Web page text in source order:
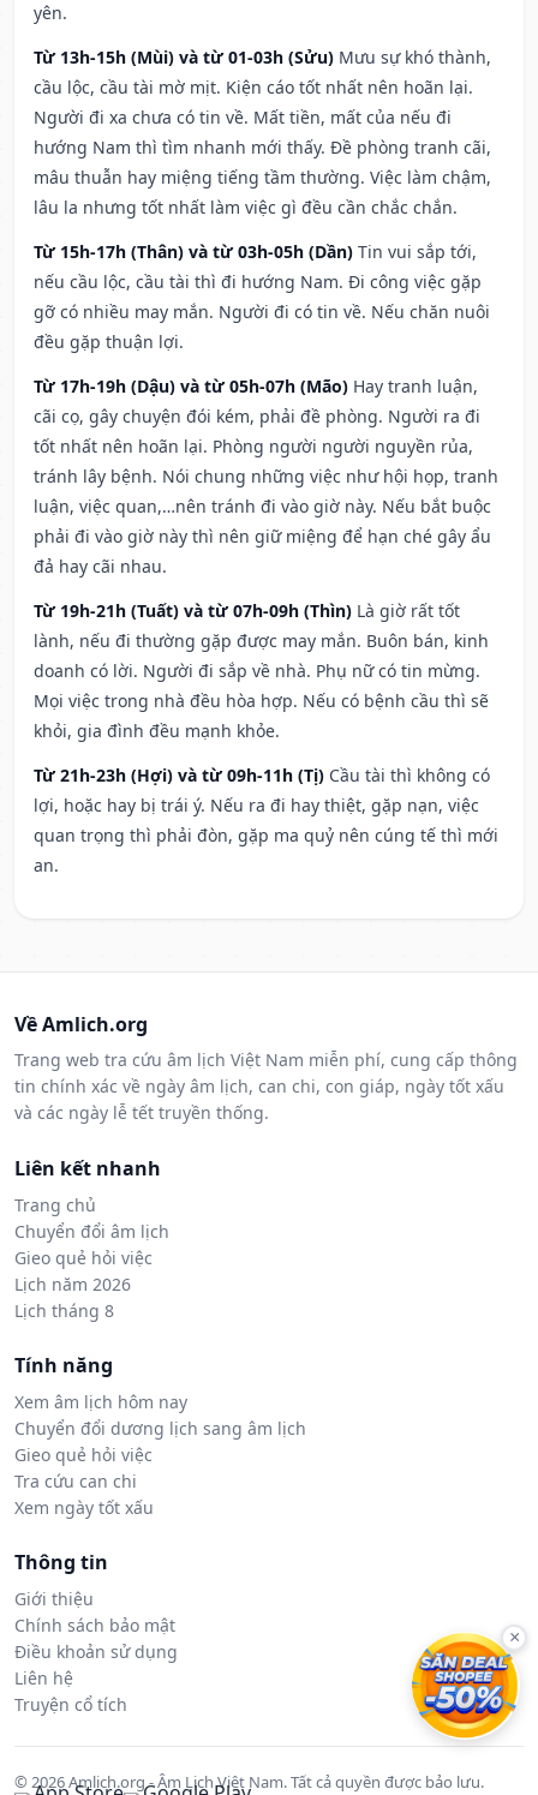
yên.
Từ 13h-15h (Mùi) và từ 01-03h (Sửu) Mưu sự khó thành,
cầu lộc, cầu tài mờ mịt. Kiện cáo tốt nhất nên hoãn lại.
Người đi xa chưa có tin về. Mất tiền, mất của nếu đi
hướng Nam thì tìm nhanh mới thấy. Đề phòng tranh cãi,
mâu thuẫn hay miệng tiếng tầm thường. Việc làm chậm,
lâu la nhưng tốt nhất làm việc gì đều cần chắc chắn.
Từ 15h-17h (Thân) và từ 03h-05h (Dần) Tin vui sắp tới,
nếu cầu lộc, cầu tài thì đi hướng Nam. Đi công việc gặp
gỡ có nhiều may mắn. Người đi có tin về. Nếu chăn nuôi
đều gặp thuận lợi.
Từ 17h-19h (Dậu) và từ 05h-07h (Mão) Hay tranh luận,
cãi cọ, gây chuyện đói kém, phải đề phòng. Người ra đi
tốt nhất nên hoãn lại. Phòng người người nguyền rủa,
tránh lây bệnh. Nói chung những việc như hội họp, tranh
luận, việc quan,…nên tránh đi vào giờ này. Nếu bắt buộc
phải đi vào giờ này thì nên giữ miệng để hạn ché gây ẩu
đả hay cãi nhau.
Từ 19h-21h (Tuất) và từ 07h-09h (Thìn) Là giờ rất tốt
lành, nếu đi thường gặp được may mắn. Buôn bán, kinh
doanh có lời. Người đi sắp về nhà. Phụ nữ có tin mừng.
Mọi việc trong nhà đều hòa hợp. Nếu có bệnh cầu thì sẽ
khỏi, gia đình đều mạnh khỏe.
Từ 21h-23h (Hợi) và từ 09h-11h (Tị) Cầu tài thì không có
lợi, hoặc hay bị trái ý. Nếu ra đi hay thiệt, gặp nạn, việc
quan trọng thì phải đòn, gặp ma quỷ nên cúng tế thì mới
an.
Về Amlich.org
Trang web tra cứu âm lịch Việt Nam miễn phí, cung cấp thông
tin chính xác về ngày âm lịch, can chi, con giáp, ngày tốt xấu
và các ngày lễ tết truyền thống.
Liên kết nhanh
Trang chủ
Chuyển đổi âm lịch
Gieo quẻ hỏi việc
Lịch năm 2026
Lịch tháng 8
Tính năng
Xem âm lịch hôm nay
Chuyển đổi dương lịch sang âm lịch
Gieo quẻ hỏi việc
Tra cứu can chi
Xem ngày tốt xấu
Thông tin
Giới thiệu
Chính sách bảo mật
Điều khoản sử dụng
Liên hệ
Truyện cổ tích
© 2026 Amlich.org - Âm Lịch Việt Nam. Tất cả quyền được bảo lưu.
×